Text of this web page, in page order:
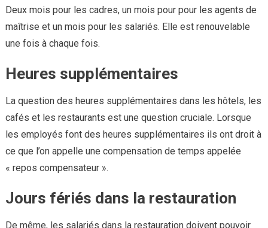
Deux mois pour les cadres, un mois pour pour les agents de
maîtrise et un mois pour les salariés. Elle est renouvelable
une fois à chaque fois.
Heures supplémentaires
La question des heures supplémentaires dans les hôtels, les
cafés et les restaurants est une question cruciale. Lorsque
les employés font des heures supplémentaires ils ont droit à
ce que l’on appelle une compensation de temps appelée
« repos compensateur ».
Jours fériés dans la restauration
De même, les salariés dans la restauration doivent pouvoir